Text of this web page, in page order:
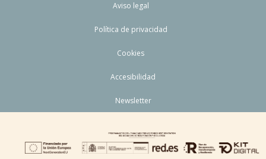
Aviso legal
Política de privacidad
Cookies
Accesibilidad
Newsletter